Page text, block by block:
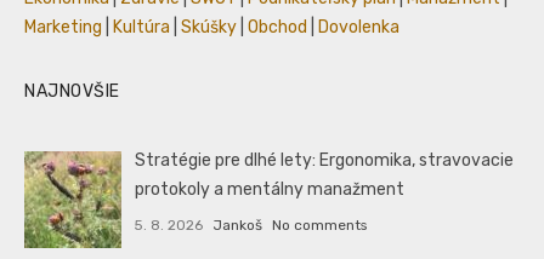
Marketing
Kultúra Skúšky Obchod Dovolenka
NAJNOVŠIE
Stratégie pre dlhé lety: Ergonomika, stravovacie
protokoly a mentálny manažment
5. 8. 2026 Jankoš No comments